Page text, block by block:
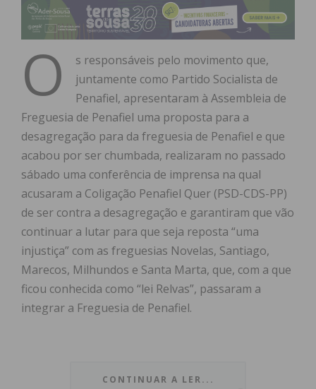
O
s responsáveis pelo movimento que,
juntamente como Partido Socialista de
Penafiel, apresentaram à Assembleia de
Freguesia de Penafiel uma proposta para a
desagregação para da freguesia de Penafiel e que
acabou por ser chumbada, realizaram no passado
sábado uma conferência de imprensa na qual
acusaram a Coligação Penafiel Quer (PSD-CDS-PP)
de ser contra a desagregação e garantiram que vão
continuar a lutar para que seja reposta “uma
injustiça” com as freguesias Novelas, Santiago,
Marecos, Milhundos e Santa Marta, que, com a que
ficou conhecida como “lei Relvas”, passaram a
integrar a Freguesia de Penafiel.
Ladeado por ex-autarcas e membros das juntas de
CONTINUAR A LER...